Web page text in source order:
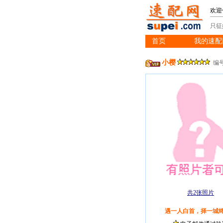
欢
只
首页 我的速
小樱 编
共2张照片
遇一人白首，择一城